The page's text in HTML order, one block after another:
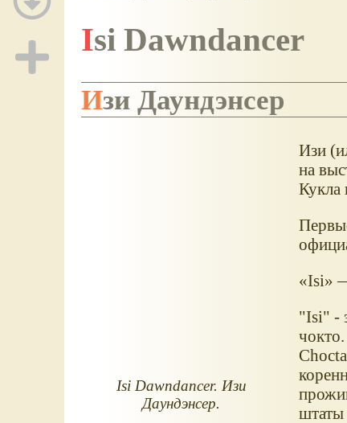
Isi Dawndancer
Изи Даундэнсер
Isi Dawndancer. Изи
Даундэнсер.
Изи
на
Кукла
«Isi»
"Isi" -
штаты